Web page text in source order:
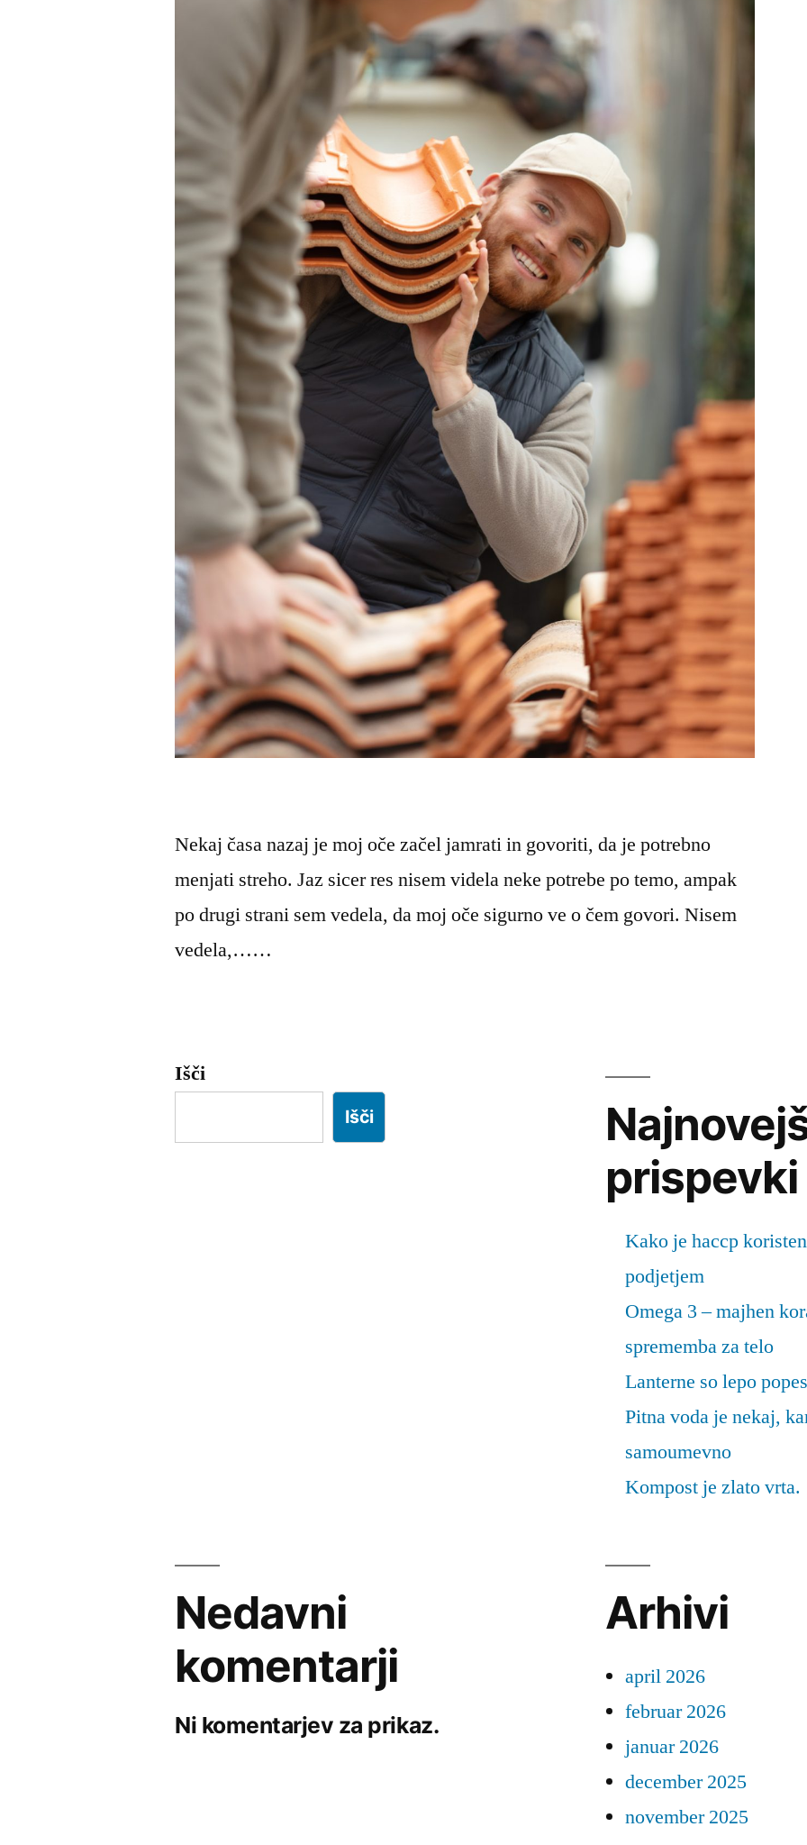
Nekaj časa nazaj je moj oče začel jamrati in govoriti, da je potrebno
menjati streho. Jaz sicer res nisem videla neke potrebe po temo, ampak
po drugi strani sem vedela, da moj oče sigurno ve o čem govori. Nisem
vedela,……
Išči
Išči
prispevki
Kako je haccp
podjetjem
Omega 3 – majhen
sprememba za telo
Lanterne so lepo
Pitna voda je nekaj,
samoumevno
Kompost je zlato vrta.
Nedavni
komentarji
Ni komentarjev za prikaz.
Arhivi
april 2026
februar 2026
januar 2026
december 2025
november 2025